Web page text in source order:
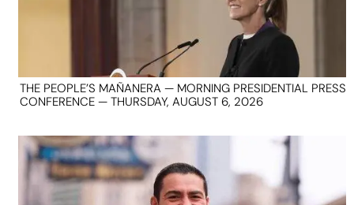
THE PEOPLE’S MAÑANERA — MORNING PRESIDENTIAL PRESS
CONFERENCE — THURSDAY, AUGUST 6, 2026